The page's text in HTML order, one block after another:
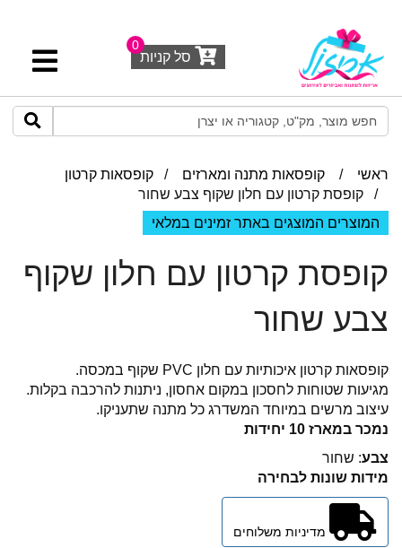
סל קניות
0
ראשי / קופסאות מתנה ומארזים / קופסאות קרטון
/ קופסת קרטון עם חלון שקוף צבע שחור
המוצרים המוצגים באתר זמינים במלאי
קופסת קרטון עם חלון שקוף
צבע שחור
קופסאות קרטון איכותיות עם חלון PVC שקוף במכסה.
מגיעות שטוחות לחסכון במקום אחסון, ניתנות להרכבה בקלות.
​עיצוב מרשים במיוחד המשדרג כל מתנה שתעניקו.
נמכר במארז 10 יחידות
צבע: שחור
מידות שונות לבחירה